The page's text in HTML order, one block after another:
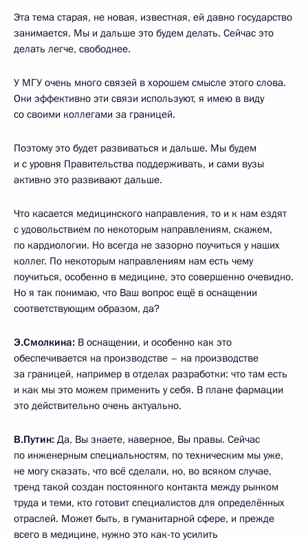
Эта тема старая, не новая, известная, ей давно государство
занимается. Мы и дальше это будем делать. Сейчас это
делать легче, свободнее.
У МГУ очень много связей в хорошем смысле этого слова.
Они эффективно эти связи используют, я имею в виду
со своими коллегами за границей.
Поэтому это будет развиваться и дальше. Мы будем
и с уровня Правительства поддерживать, и сами вузы
активно это развивают дальше.
Что касается медицинского направления, то и к нам ездят
с удовольствием по некоторым направлениям, скажем,
по кардиологии. Но всегда не зазорно поучиться у наших
коллег. По некоторым направлениям нам есть чему
поучиться, особенно в медицине, это совершенно очевидно.
Но я так понимаю, что Ваш вопрос ещё в оснащении
соответствующим образом, да?
Э.Смолкина: В оснащении, и особенно как это
обеспечивается на производстве – на производстве
за границей, например в отделах разработки: что там есть
и как мы это можем применить у себя. В плане фармации
это действительно очень актуально.
В.Путин: Да, Вы знаете, наверное, Вы правы. Сейчас
по инженерным специальностям, по техническим мы уже,
не могу сказать, что всё сделали, но, во всяком случае,
тренд такой создан постоянного контакта между рынком
труда и теми, кто готовит специалистов для определённых
отраслей. Может быть, в гуманитарной сфере, и прежде
всего в медицине, нужно это как-то усилить